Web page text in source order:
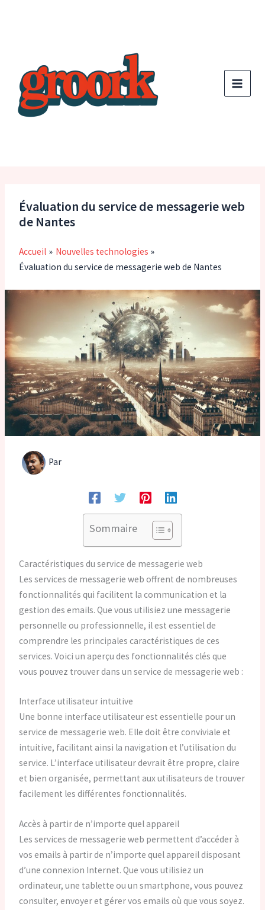
Évaluation du service de messagerie web
de Nantes
Accueil
Nouvelles technologies
Évaluation du service de messagerie web de Nantes
Par
Sommaire
Caractéristiques du service de messagerie web
Les services de messagerie web offrent de nombreuses
fonctionnalités qui facilitent la communication et la
gestion des emails. Que vous utilisiez une messagerie
personnelle ou professionnelle, il est essentiel de
comprendre les principales caractéristiques de ces
services. Voici un aperçu des fonctionnalités clés que
vous pouvez trouver dans un service de messagerie web :
Interface utilisateur intuitive
Une bonne interface utilisateur est essentielle pour un
service de messagerie web. Elle doit être conviviale et
intuitive, facilitant ainsi la navigation et l’utilisation du
service. L’interface utilisateur devrait être propre, claire
et bien organisée, permettant aux utilisateurs de trouver
facilement les différentes fonctionnalités.
Accès à partir de n’importe quel appareil
Les services de messagerie web permettent d’accéder à
vos emails à partir de n’importe quel appareil disposant
d’une connexion Internet. Que vous utilisiez un
ordinateur, une tablette ou un smartphone, vous pouvez
consulter, envoyer et gérer vos emails où que vous soyez.